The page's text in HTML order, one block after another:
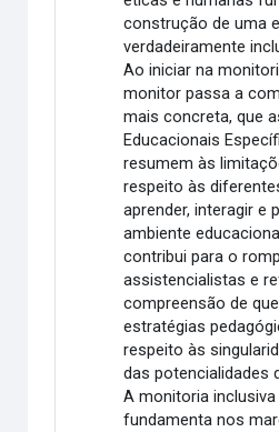
construção de uma
verdadeiramente
Ao iniciar na
monitor passa a
mais concreta, que
Educacionais
resumem às
respeito às
aprender, interagir e
ambiente
contribui para o
assistencialistas e
compreensão de
estratégias
respeito às
das potencialidades
A monitoria
fundamenta nos